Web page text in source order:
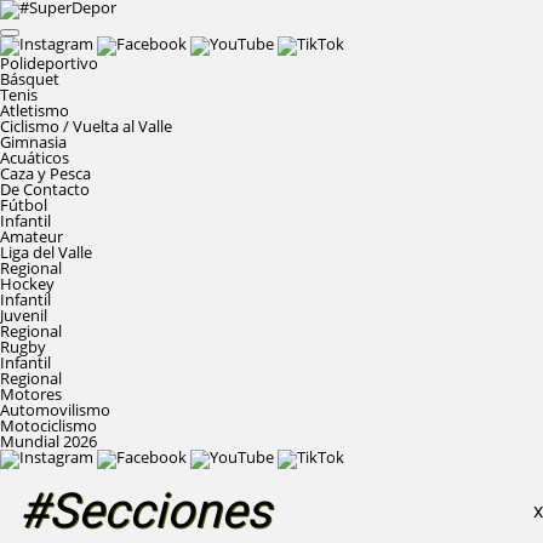
Polideportivo
Básquet
Tenis
Atletismo
Ciclismo / Vuelta al Valle
Gimnasia
Acuáticos
Caza y Pesca
De Contacto
Fútbol
Infantil
Amateur
Liga del Valle
Regional
Hockey
Infantil
Juvenil
Regional
Rugby
Infantil
Regional
Motores
Automovilismo
Motociclismo
Mundial 2026
#Secciones X